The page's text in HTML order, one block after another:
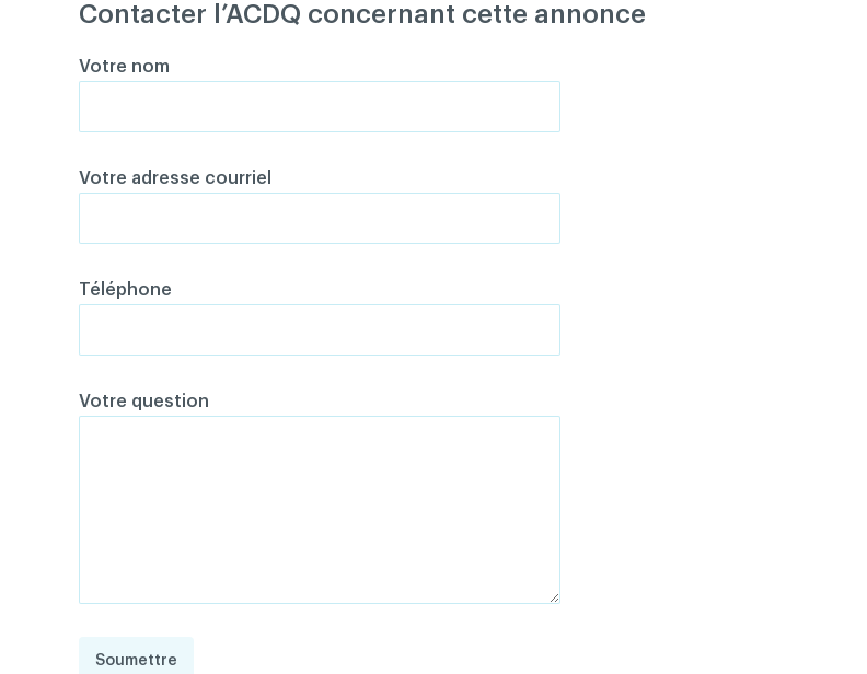
Contacter l’ACDQ concernant cette annonce
Votre nom
Votre adresse courriel
Téléphone
Votre question
Soumettre